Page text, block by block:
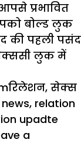
प्रभावित
बोल्ड लुक
की पहली पसंद
लुक में
Categories
रिलेशन, सेक्स
, relation
upadte
a